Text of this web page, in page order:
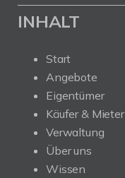
INHALT
Start
Angebote
Eigentümer
Käufer & Mieter
Verwaltung
Über uns
Wissen